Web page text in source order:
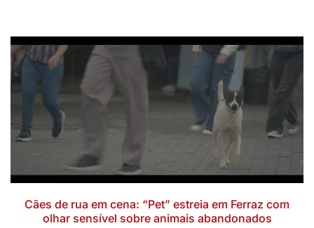
Cães de rua em cena: “Pet” estreia em Ferraz com
olhar sensível sobre animais abandonados